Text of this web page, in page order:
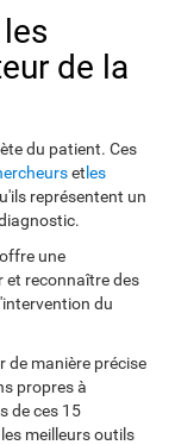
de la
du patient. Ces
et les
représentent un
une
et reconnaître des
du
de manière précise
propres à
de ces 15
meilleurs outils